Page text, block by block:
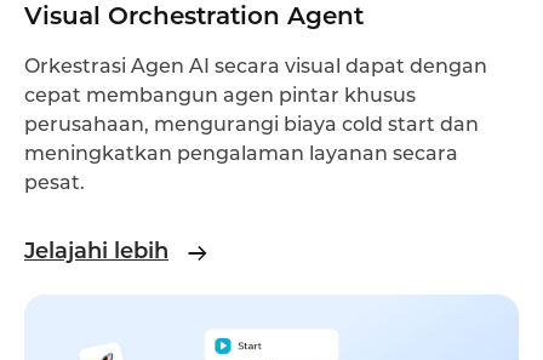
Visual Orchestration Agent
Orkestrasi Agen AI secara visual dapat dengan
cepat membangun agen pintar khusus
perusahaan, mengurangi biaya cold start dan
meningkatkan pengalaman layanan secara
pesat.
Jelajahi lebih